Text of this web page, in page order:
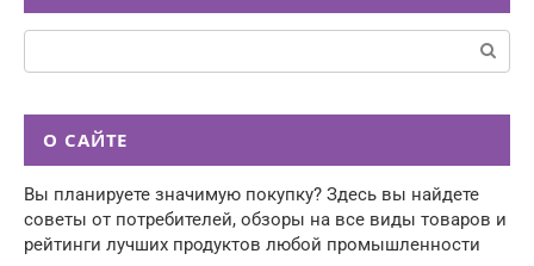
Поиск:
О САЙТЕ
Вы планируете значимую покупку? Здесь вы найдете
советы от потребителей, обзоры на все виды товаров и
рейтинги лучших продуктов любой промышленности